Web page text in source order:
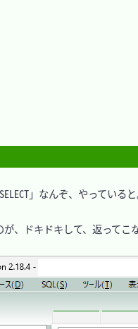
」なんぞ、やっていると
が、ドキドキして、返ってこ